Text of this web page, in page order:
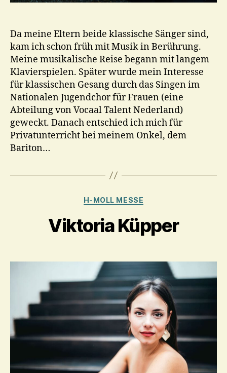
Da meine Eltern beide klassische Sänger sind,
kam ich schon früh mit Musik in Berührung.
Meine musikalische Reise begann mit langem
Klavierspielen. Später wurde mein Interesse
für klassischen Gesang durch das Singen im
Nationalen Jugendchor für Frauen (eine
Abteilung von Vocaal Talent Nederland)
geweckt. Danach entschied ich mich für
Privatunterricht bei meinem Onkel, dem
Bariton…
Kategorien
H-MOLL MESSE
Viktoria Küpper